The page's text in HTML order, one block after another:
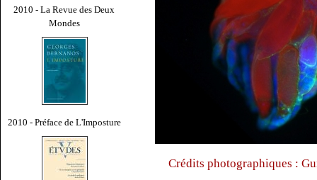
2010 - La Revue des Deux
Mondes
2010 - Préface de L'Imposture
Crédits photographiques :